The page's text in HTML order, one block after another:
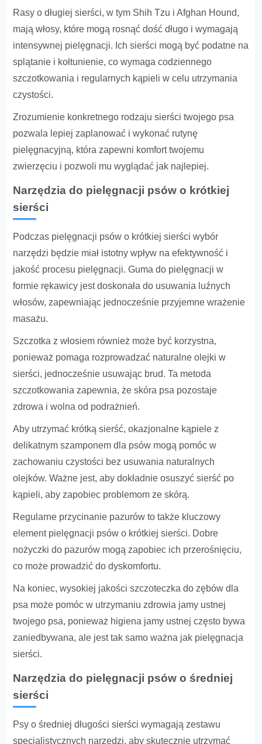
Rasy o długiej sierści, w tym Shih Tzu i Afghan Hound,
mają włosy, które mogą rosnąć dość długo i wymagają
intensywnej pielęgnacji. Ich sierści mogą być podatne na
splątanie i kołtunienie, co wymaga codziennego
szczotkowania i regularnych kąpieli w celu utrzymania
czystości.
Zrozumienie konkretnego rodzaju sierści twojego psa
pozwala lepiej zaplanować i wykonać rutynę
pielęgnacyjną, która zapewni komfort twojemu
zwierzęciu i pozwoli mu wyglądać jak najlepiej.
Narzędzia do pielęgnacji psów o krótkiej
sierści
Podczas pielęgnacji psów o krótkiej sierści wybór
narzędzi będzie miał istotny wpływ na efektywność i
jakość procesu pielęgnacji. Guma do pielęgnacji w
formie rękawicy jest doskonała do usuwania luźnych
włosów, zapewniając jednocześnie przyjemne wrażenie
masażu.
Szczotka z włosiem również może być korzystna,
ponieważ pomaga rozprowadzać naturalne olejki w
sierści, jednocześnie usuwając brud. Ta metoda
szczotkowania zapewnia, że skóra psa pozostaje
zdrowa i wolna od podrażnień.
Aby utrzymać krótką sierść, okazjonalne kąpiele z
delikatnym szamponem dla psów mogą pomóc w
zachowaniu czystości bez usuwania naturalnych
olejków. Ważne jest, aby dokładnie osuszyć sierść po
kąpieli, aby zapobiec problemom ze skórą.
Regularne przycinanie pazurów to także kluczowy
element pielęgnacji psów o krótkiej sierści. Dobre
nożyczki do pazurów mogą zapobiec ich przerośnięciu,
co może prowadzić do dyskomfortu.
Na koniec, wysokiej jakości szczoteczka do zębów dla
psa może pomóc w utrzymaniu zdrowia jamy ustnej
twojego psa, ponieważ higiena jamy ustnej często bywa
zaniedbywana, ale jest tak samo ważna jak pielęgnacja
sierści.
Narzędzia do pielęgnacji psów o średniej
sierści
Psy o średniej długości sierści wymagają zestawu
specjalistycznych narzędzi, aby skutecznie utrzymać